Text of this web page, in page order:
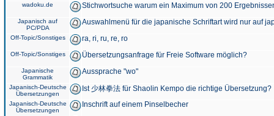
wadoku.de Stichwortsuche warum ein Maximum von 200
Japanisch auf
PC/PDA
Auswahlmenü für die japanische Schriftart wird nur auf
Off-Topic/Sonstiges ra, ri, ru, re, ro
Off-Topic/Sonstiges Übersetzungsanfrage für Freie Software möglich?
Japanische
Grammatik
Aussprache "wo"
Japanisch-Deutsche
Übersetzungen
Ist 少林拳法 für Shaolin Kempo die richtige Übersetzung?
Japanisch-Deutsche
Übersetzungen
Inschrift auf einem Pinselbecher